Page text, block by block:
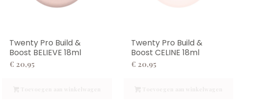
Twenty Pro Build &
Boost BELIEVE 18ml
€ 20,95
Twenty Pro Build &
Boost CELINE 18ml
€ 20,95